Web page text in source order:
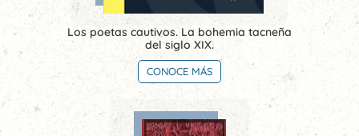
Los poetas cautivos. La bohemia tacneña
del siglo XIX.
CONOCE MÁS